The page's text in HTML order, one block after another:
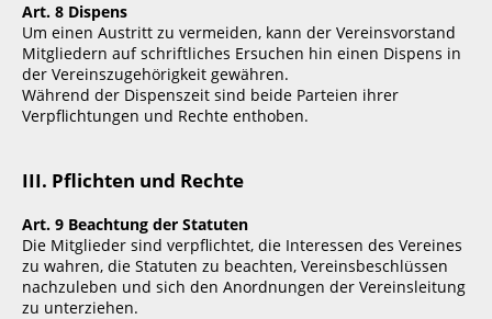
Art. 8 Dispens
Um einen Austritt zu vermeiden, kann der Vereinsvorstand
Mitgliedern auf schriftliches Ersuchen hin einen Dispens in
der Vereinszugehörigkeit gewähren.
Während der Dispenszeit sind beide Parteien ihrer
Verpflichtungen und Rechte enthoben.
III. Pflichten und Rechte
Art. 9 Beachtung der Statuten
Die Mitglieder sind verpflichtet, die Interessen des Vereines
zu wahren, die Statuten zu beachten, Vereinsbeschlüssen
nachzuleben und sich den Anordnungen der Vereinsleitung
zu unterziehen.